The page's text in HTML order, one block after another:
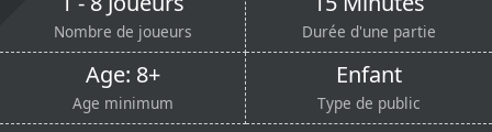
Nombre de joueurs Durée d'une partie
Age: 8+
Age minimum
Enfant
Type de public